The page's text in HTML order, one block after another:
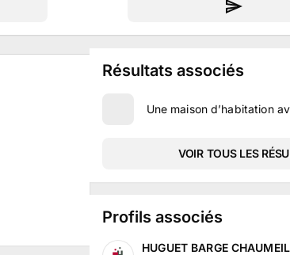
Résultats associés
Une maison d’habitation
VOIR TOUS LES
Profils associés
HUGUET BARGE